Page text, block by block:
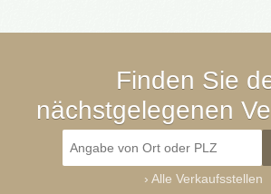
Finden Sie
nächstgelegenen
› Alle Verkaufsstellen